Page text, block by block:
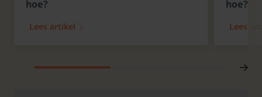
hoe?
Lees artikel
hoe?
Lees